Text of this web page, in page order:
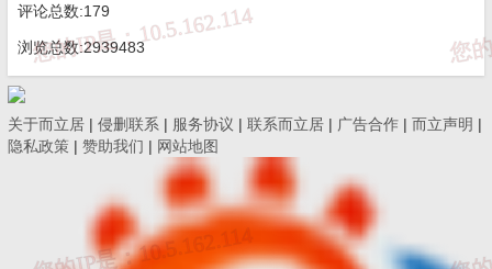
质证书重新核定时，可以一并申请增项、增加
参数或变更。但重新核定时未同时提出增项、
增参和变更的，应在2025年8月1日后再行申
请。
9.机构申报时职称证书与社会保险缴纳核验
异常，应如何处理？
答：职称证书与社会保险缴纳核验异常，
评论总数:179
浏览总数:2939483
关于而立居 | 侵删联系 | 服务协议 | 联系而立居 | 广告合作 | 而立声明 |
隐私政策 | 赞助我们 | 网站地图